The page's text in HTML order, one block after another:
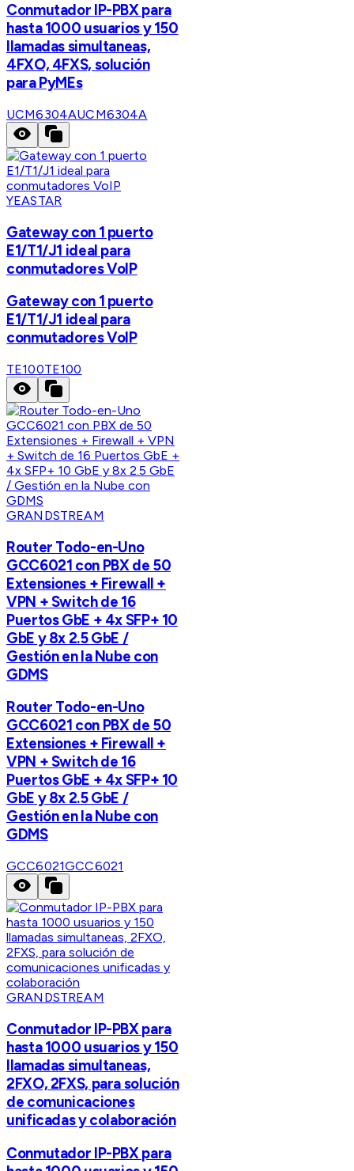
Conmutador IP-PBX para
hasta 1000 usuarios y 150
llamadas simultaneas,
4FXO, 4FXS, solución
para PyMEs
UCM6304AUCM6304A
YEASTAR
Gateway con 1 puerto
E1/T1/J1 ideal para
conmutadores VoIP
Gateway con 1 puerto
E1/T1/J1 ideal para
conmutadores VoIP
TE100TE100
GRANDSTREAM
Router Todo-en-Uno
GCC6021 con PBX de 50
Extensiones + Firewall +
VPN + Switch de 16
Puertos GbE + 4x SFP+ 10
GbE y 8x 2.5 GbE /
Gestión en la Nube con
GDMS
Router Todo-en-Uno
GCC6021 con PBX de 50
Extensiones + Firewall +
VPN + Switch de 16
Puertos GbE + 4x SFP+ 10
GbE y 8x 2.5 GbE /
Gestión en la Nube con
GDMS
GCC6021GCC6021
GRANDSTREAM
Conmutador IP-PBX para
hasta 1000 usuarios y 150
llamadas simultaneas,
2FXO, 2FXS, para solución
de comunicaciones
unificadas y colaboración
Conmutador IP-PBX para